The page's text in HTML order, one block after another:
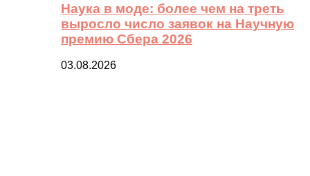
Наука в моде: более чем на треть
выросло число заявок на Научную
премию Сбера 2026
03.08.2026